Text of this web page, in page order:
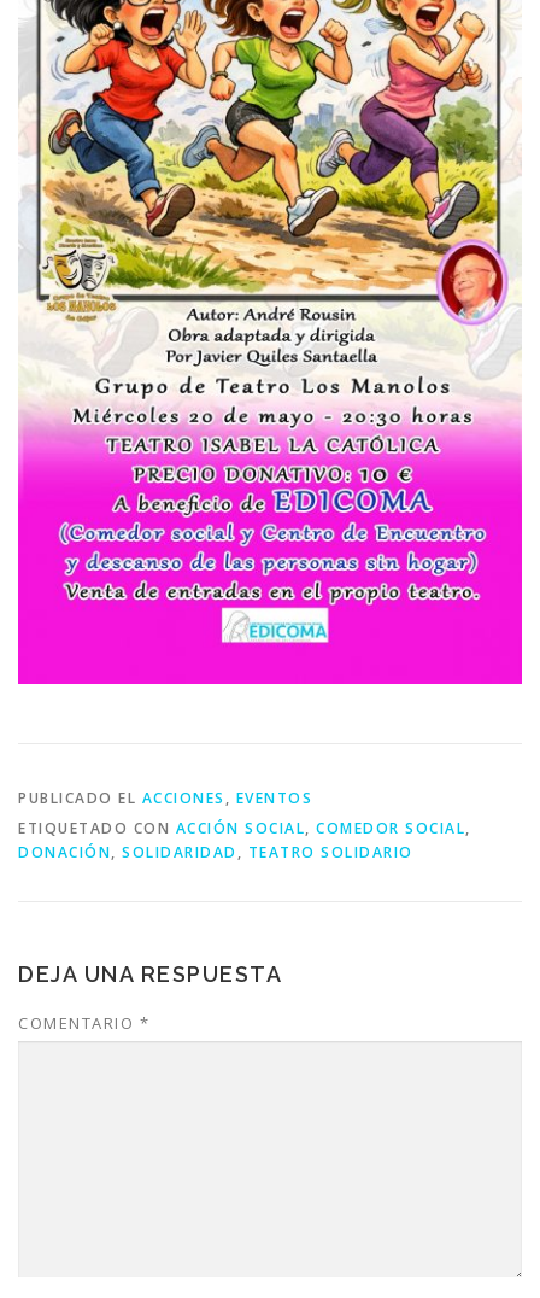
PUBLICADO EL ACCIONES , EVENTOS
ETIQUETADO CON ACCIÓN SOCIAL, COMEDOR SOCIAL,
DONACIÓN, SOLIDARIDAD , TEATRO SOLIDARIO
DEJA UNA RESPUESTA
COMENTARIO *